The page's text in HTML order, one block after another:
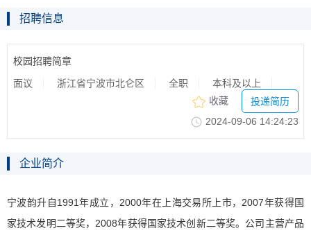
招聘信息
校园招聘简章
面议 浙江省宁波市北仑区 全职 本科及以上
收藏
投递简历
2024-09-0614:24:23
企业简介
宁波韵升自1991年成立，2000年在上海交易所上市，2007年获得国
家技术发明二等奖，2008年获得国家技术创新二等奖。公司主营产品